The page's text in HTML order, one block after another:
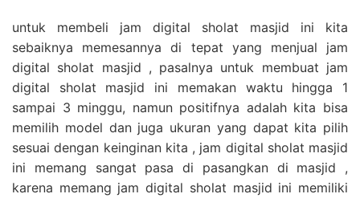
untuk membeli jam digital sholat masjid ini kita
sebaiknya memesannya di tepat yang menjual jam
digital sholat masjid , pasalnya untuk membuat jam
digital sholat masjid ini memakan waktu hingga 1
sampai 3 minggu, namun positifnya adalah kita bisa
memilih model dan juga ukuran yang dapat kita pilih
sesuai dengan keinginan kita , jam digital sholat masjid
ini memang sangat pasa di pasangkan di masjid ,
karena memang jam digital sholat masjid ini memiliki